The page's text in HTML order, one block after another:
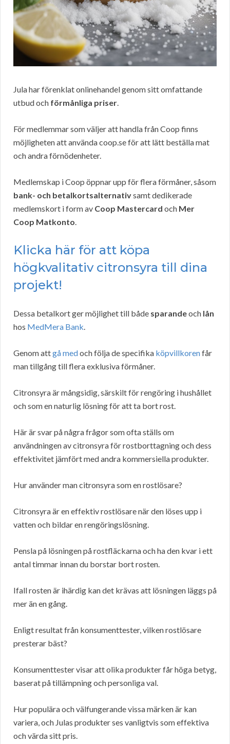
Jula har förenklat onlinehandel genom sitt omfattande
utbud och förmånliga priser.
För medlemmar som väljer att handla från Coop finns
möjligheten att använda coop.se för att lätt beställa mat
och andra förnödenheter.
Medlemskap i Coop öppnar upp för flera förmåner, såsom
bank- och betalkortsalternativsamt dedikerade
medlemskort i form av Coop Mastercard och Mer
Coop Matkonto.
Klicka här för att köpa
högkvalitativ citronsyra till dina
projekt!
Dessa betalkort ger möjlighet till både sparandeoch lån
hos MedMera Bank.
Genom attgå medoch följa de specifika köpvillkorenfår
man tillgång till flera exklusiva förmåner.
Citronsyra är mångsidig, särskilt för rengöring i hushållet
och som en naturlig lösning för att ta bort rost.
Här är svar på några frågor som ofta ställs om
användningen av citronsyra för rostborttagning och dess
effektivitet jämfört med andra kommersiella produkter.
Hur använder man citronsyra som en rostlösare?
Citronsyra är en effektiv rostlösare när den löses upp i
vatten och bildar en rengöringslösning.
Pensla på lösningen på rostfläckarna och ha den kvar i ett
antal timmar innan du borstar bort rosten.
Ifall rosten är ihärdig kan det krävas att lösningen läggs på
mer än en gång.
Enligt resultat från konsumenttester, vilken rostlösare
presterar bäst?
Konsumenttester visar att olika produkter får höga betyg,
baserat på tillämpning och personliga val.
Hur populära och välfungerande vissa märken är kan
variera, och Julas produkter ses vanligtvis som effektiva
och värda sitt pris.